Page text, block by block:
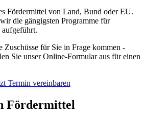
Fördermittel von Land, Bund oder EU.
die gängigsten Programme für
Zuschüsse für Sie in Frage kommen -
Sie unser Online-Formular aus für einen
Termin vereinbaren
Fördermittel